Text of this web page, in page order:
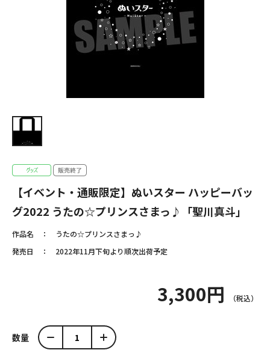
【イベント・通販限定】ぬいスター ハッピーバッ
グ2022 うたの☆プリンスさまっ♪「聖川真斗」
作品名
うたの☆プリンスさまっ♪
発売日
2022年11月下旬より順次出荷予定
3,300円
数量